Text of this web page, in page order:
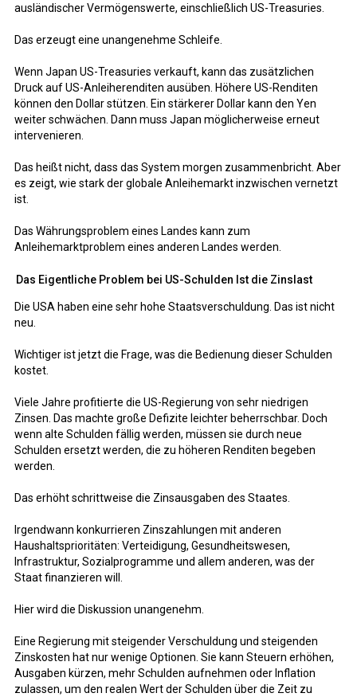
ausländischer Vermögenswerte, einschließlich US-Treasuries.
Das erzeugt eine unangenehme Schleife.
Wenn Japan US-Treasuries verkauft, kann das zusätzlichen
Druck auf US-Anleiherenditen ausüben. Höhere US-Renditen
können den Dollar stützen. Ein stärkerer Dollar kann den Yen
weiter schwächen. Dann muss Japan möglicherweise erneut
intervenieren.
Das heißt nicht, dass das System morgen zusammenbricht. Aber
es zeigt, wie stark der globale Anleihemarkt inzwischen vernetzt
ist.
Das Währungsproblem eines Landes kann zum
Anleihemarktproblem eines anderen Landes werden.
Das Eigentliche Problem bei US-Schulden Ist die Zinslast
Die USA haben eine sehr hohe Staatsverschuldung. Das ist nicht
neu.
Wichtiger ist jetzt die Frage, was die Bedienung dieser Schulden
kostet.
Viele Jahre profitierte die US-Regierung von sehr niedrigen
Zinsen. Das machte große Defizite leichter beherrschbar. Doch
wenn alte Schulden fällig werden, müssen sie durch neue
Schulden ersetzt werden, die zu höheren Renditen begeben
werden.
Das erhöht schrittweise die Zinsausgaben des Staates.
Irgendwann konkurrieren Zinszahlungen mit anderen
Haushaltsprioritäten: Verteidigung, Gesundheitswesen,
Infrastruktur, Sozialprogramme und allem anderen, was der
Staat finanzieren will.
Hier wird die Diskussion unangenehm.
Eine Regierung mit steigender Verschuldung und steigenden
Zinskosten hat nur wenige Optionen. Sie kann Steuern erhöhen,
Ausgaben kürzen, mehr Schulden aufnehmen oder Inflation
zulassen, um den realen Wert der Schulden über die Zeit zu